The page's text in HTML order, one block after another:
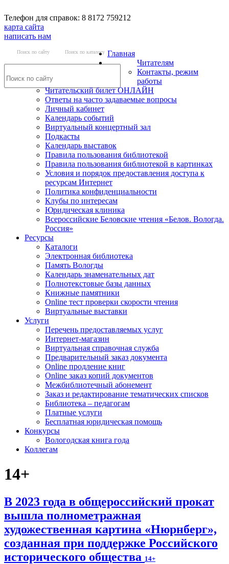
Телефон для справок: 8 8172 759212
карта сайта
написать нам
Поиск по сайту Поиск по каталогу Главная
Читателям
Контакты, режим
работы
Читательский билет ОНЛАЙН
Ответы на часто задаваемые вопросы
Личный кабинет
Календарь событий
Виртуальный концертный зал
Подкасты
Календарь выставок
Правила пользования библиотекой
Правила пользования библиотекой в картинках
Условия и порядок предоставления доступа к
ресурсам Интернет
Политика конфиденциальности
Клубы по интересам
Юридическая клиника
Всероссийские Беловские чтения «Белов. Вологда.
Россия»
Ресурсы
Каталоги
Электронная библиотека
Память Вологды
Календарь знаменательных дат
Полнотекстовые базы данных
Книжные памятники
Online тест проверки скорости чтения
Виртуальные выставки
Услуги
Перечень предоставляемых услуг
Интернет-магазин
Виртуальная справочная служба
Предварительный заказ документа
Online продление книг
Online заказ копий документов
Межбиблиотечный абонемент
Заказ и редактирование тематических списков
Библиотека – педагогам
Платные услуги
Бесплатная юридическая помощь
Конкурсы
Вологодская книга года
Коллегам
14+
В 2023 года в общероссийский прокат
вышла полнометражная
художественная картина «Нюрнберг»,
созданная при поддержке Российского
исторического общества 14+